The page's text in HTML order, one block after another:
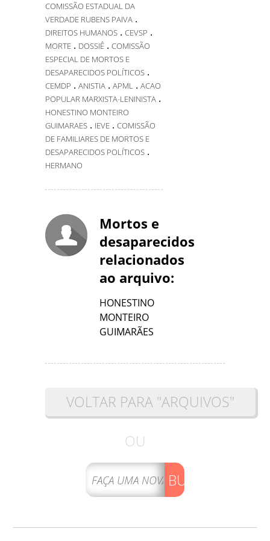
COMISSÃO ESTADUAL DA
VERDADE RUBENS PAIVA .
DIREITOS HUMANOS . CEVSP .
MORTE . DOSSIÊ . COMISSÃO
ESPECIAL DE MORTOS E
DESAPARECIDOS POLÍTICOS .
CEMDP . ANISTIA . APML . ACAO
POPULAR MARXISTA-LENINISTA .
HONESTINO MONTEIRO
GUIMARAES . IEVE . COMISSÃO
DE FAMILIARES DE MORTOS E
DESAPARECIDOS POLÍTICOS .
HERMANO
Mortos e
desaparecidos
relacionados
ao arquivo:
HONESTINO
MONTEIRO
GUIMARÃES
VOLTAR PARA "ARQUIVOS"
OU
BUSCAR